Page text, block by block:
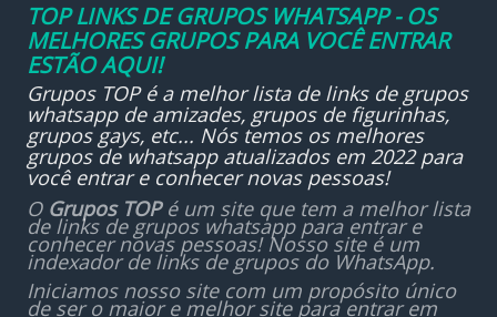
TOP LINKS DE GRUPOS WHATSAPP - OS
MELHORES GRUPOS PARA VOCÊ ENTRAR
ESTÃO AQUI!
Grupos TOP é a melhor lista de links de grupos
whatsapp de amizades, grupos de figurinhas,
grupos gays, etc... Nós temos os melhores
grupos de whatsapp atualizados em 2022 para
você entrar e conhecer novas pessoas!
O Grupos TOPé um site que tem a melhor lista
de links de grupos whatsapp para entrar e
conhecer novas pessoas! Nosso site é um
indexador de links de grupos do WhatsApp.
Iniciamos nosso site com um propósito único
de ser o maior e melhor site para entrar em